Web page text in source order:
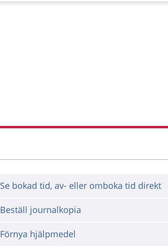
Se bokad tid, av- eller omboka tid direkt
Beställ journalkopia
Förnya hjälpmedel